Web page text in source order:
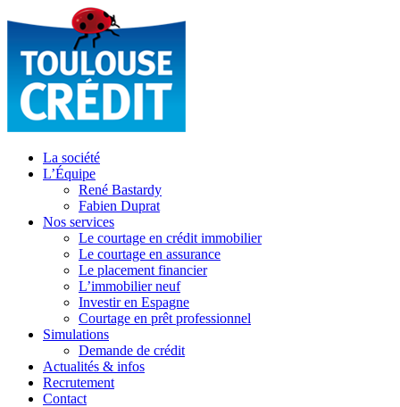
La société
L’Équipe
René Bastardy
Fabien Duprat
Nos services
Le courtage en crédit immobilier
Le courtage en assurance
Le placement financier
L’immobilier neuf
Investir en Espagne
Courtage en prêt professionnel
Simulations
Demande de crédit
Actualités & infos
Recrutement
Contact